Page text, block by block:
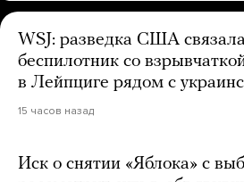
WSJ: разведка США
беспилотник со
в Лейпциге рядом с
15 часов назад
Иск о снятии «Яблока» с